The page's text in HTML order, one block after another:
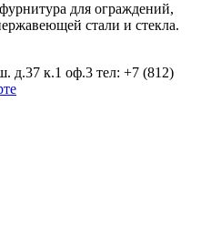
для ограждений,
стали и стекла.
д.37 к.1 оф.3 тел: +7 (812)